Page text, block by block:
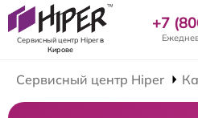
Сервисный центр Hiperв
Кирове
+7
Сервисный центр Hiper